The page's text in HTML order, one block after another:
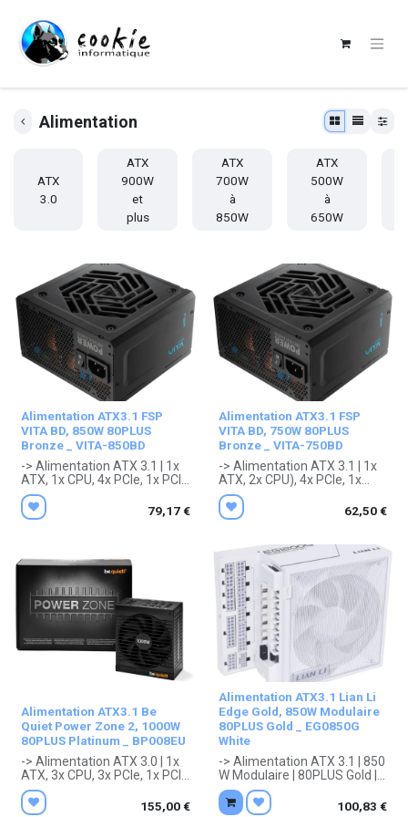
Alimentation
ATX
3.0
ATX
900W
et
plus
ATX
700W
à
850W
ATX
500W
à
650W
Alimentation ATX3.1 FSP
VITA BD, 850W 80PLUS
Bronze _ VITA-850BD
-> Alimentation ATX 3.1 | 1x
ATX, 1x CPU, 4x PCIe, 1x PCIe
5.0, 6x SATA, 2x Molex | 850
W | 80PLUS Bronze | Noir |
150 x 140 x 86 mm
constructeur.
79,17€
Alimentation ATX3.1 FSP
VITA BD, 750W 80PLUS
Bronze _ VITA-750BD
-> Alimentation ATX 3.1 | 1x
ATX, 2x CPU), 4x PCIe, 1x
PCIe 5.0, 6x SATA, 2x Molex |
750 W | 80PLUS Bronze | Noir
| 150 x 140 x 86 mm
. OEM/Tray : Garantie 1 an
constructeur.
62,50€
Alimentation ATX3.1 Be
Quiet Power Zone 2, 1000W
80PLUS Platinum _ BP008EU
-> Alimentation ATX 3.0 | 1x
ATX, 3x CPU, 3x PCIe, 1x PCIe
5.0, 7x SATA, 1x Molex | 1000
W Modulaire | 80PLUS155,00€
Alimentation ATX3.1 Lian Li
Edge Gold, 850W Modulaire
80PLUS Gold _ EG0850G
White
-> Alimentation ATX 3.1 | 850
W Modulaire | 80PLUS Gold |
Blanc | 182 x 150 x 86 mm
. Garantie 10 ans
100,83 €